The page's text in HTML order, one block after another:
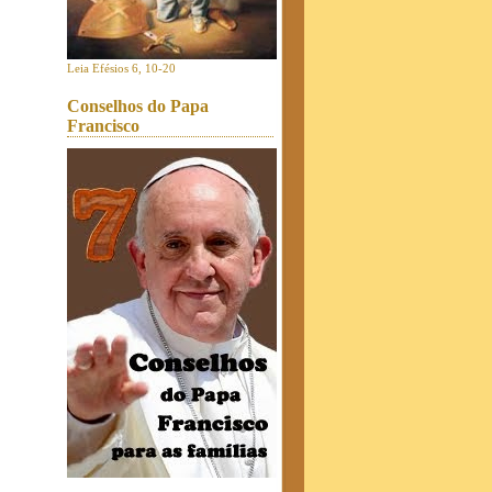
Leia Efésios 6, 10-20
Conselhos do Papa
Francisco